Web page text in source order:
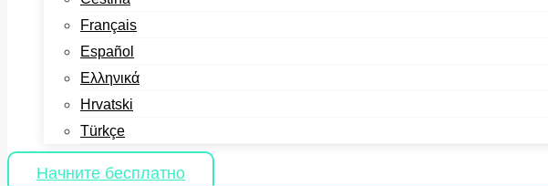
Français
Español
Ελληνικά
Hrvatski
Türkçe
Начните бесплатно